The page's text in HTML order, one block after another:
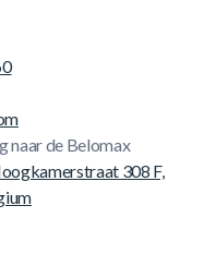
naar de Belomax
308 F,